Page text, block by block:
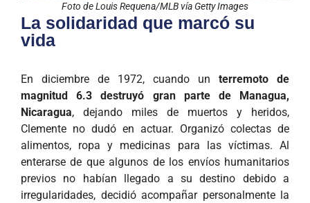
Foto de Louis Requena/MLB vía Getty Images
La solidaridad que marcó su
vida
En diciembre de 1972, cuando un terremoto de
magnitud 6.3 destruyó gran parte de Managua,
Nicaragua, dejando miles de muertos y heridos,
Clemente no dudó en actuar. Organizó colectas de
alimentos, ropa y medicinas para las víctimas. Al
enterarse de que algunos de los envíos humanitarios
previos no habían llegado a su destino debido a
irregularidades, decidió acompañar personalmente la